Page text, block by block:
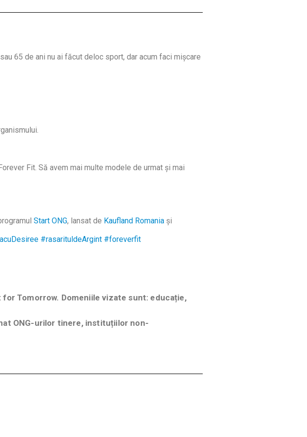
65 de ani nu ai făcut deloc sport, dar acum faci mișcare
Fit. Să avem mai multe modele de urmat și mai
Start ONG, lansat de Kaufland Romania și
#rasarituldeArgint #foreverfit
Tomorrow. Domeniile vizate sunt: educație,
ONG-urilor tinere, instituțiilor non-